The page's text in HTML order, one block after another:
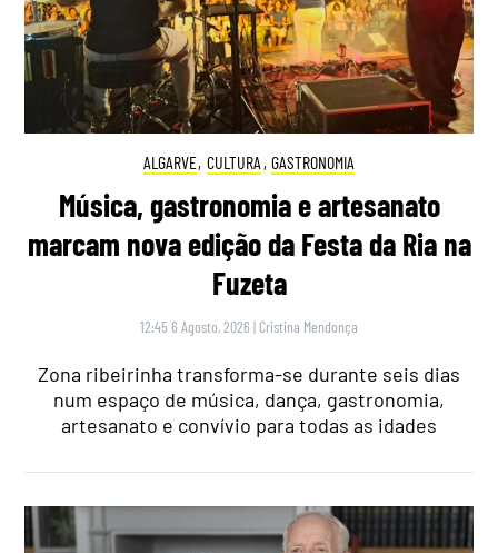
ALGARVE, CULTURA , GASTRONOMIA
Música, gastronomia e artesanato
marcam nova edição da Festa da Ria na
Fuzeta
12:45 6 Agosto, 2026 | Cristina Mendonça
Zona ribeirinha transforma-se durante seis dias
num espaço de música, dança, gastronomia,
artesanato e convívio para todas as idades